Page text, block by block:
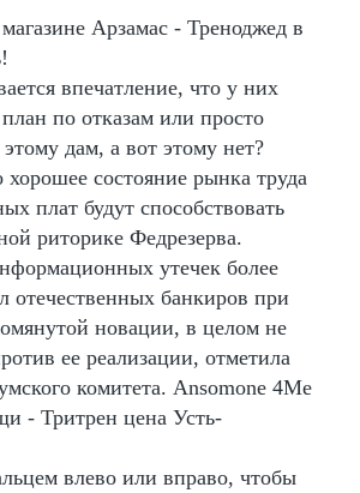
Арзамас - Треноджед в
впечатление, что у них
по отказам или просто
дам, а вот этому нет?
хорошее состояние рынка труда
плат будут способствовать
риторике Федрезерва.
утечек более
отечественных банкиров при
новации, в целом не
ее реализации, отметила
комитета. Ansomone 4Me
- Тритрен цена Усть-
влево или вправо, чтобы